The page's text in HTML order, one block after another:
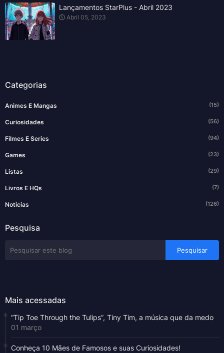
Lançamentos StarPlus - Abril 2023
Abril 05, 2023
Categorias
Animes E Mangas (15)
Curiosidades (56)
Filmes E Series (94)
Games (23)
Listas (29)
Livros E HQs (7)
Noticias (126)
Pesquisa
Mais acessadas
“Tip Toe Through the Tulips”, Tiny Tim, a música que da medo
01 março
Conheça 10 Mães de Famosos e suas Curiosidades!